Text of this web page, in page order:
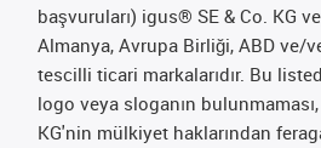
başvuruları) igus® SE & Co. KG
Almanya, Avrupa Birliği, ABD ve/
tescilli ticari markalarıdır. Bu
logo veya sloganın
KG'nin mülkiyet haklarından